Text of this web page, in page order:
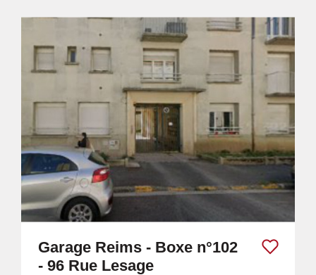
Garage Reims - Boxe n°102
- 96 Rue Lesage